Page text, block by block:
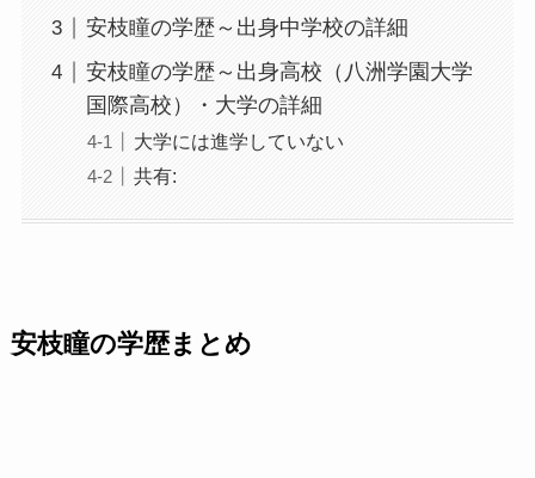
安枝瞳の学歴～出身中学校の詳細
安枝瞳の学歴～出身高校（八洲学園大学
国際高校）・大学の詳細
大学には進学していない
共有:
安枝瞳の学歴まとめ